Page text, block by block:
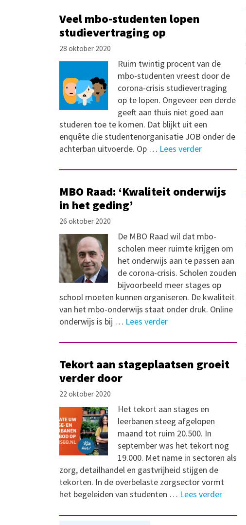
Veel mbo-studenten lopen
studievertraging op
28 oktober 2020
Ruim twintig procent van de
mbo-studenten vreest door de
corona-crisis studievertraging
op te lopen. Ongeveer een derde
geeft aan thuis niet goed aan
studeren toe te komen. Dat blijkt uit een
enquête die studentenorganisatie JOB onder de
achterban uitvoerde. Op … Lees verder
MBO Raad: ‘Kwaliteit onderwijs
in het geding’
26 oktober 2020
De MBO Raad wil dat mbo-
scholen meer ruimte krijgen om
het onderwijs aan te passen aan
de corona-crisis. Scholen zouden
bijvoorbeeld meer stages op
school moeten kunnen organiseren. De kwaliteit
van het mbo-onderwijs staat onder druk. Online
onderwijs is bij … Lees verder
Tekort aan stageplaatsen groeit
verder door
22 oktober 2020
Het tekort aan stages en
leerbanen steeg afgelopen
maand tot ruim 20.500. In
september was het tekort nog
19.000. Met name in sectoren als
zorg, detailhandel en gastvrijheid stijgen de
tekorten. In de overbelaste zorgsector vormt
het begeleiden van studenten … Lees verder